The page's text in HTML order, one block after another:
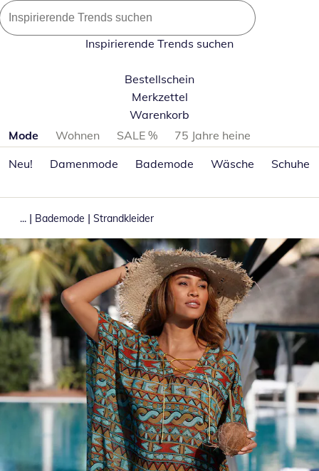
Inspirierende Trends suchen
Bestellschein
Merkzettel
Warenkorb
Produktkategorien überspringen
Mode Wohnen SALE %
75 Jahre heine
Neu!
Damenmode Bademode Wäsche Schuhe
... | Bademode | Strandkleider